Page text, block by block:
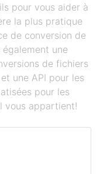
pour vous aider à
la plus pratique
de conversion de
une
de fichiers
une API pour les
pour les
vous appartient!